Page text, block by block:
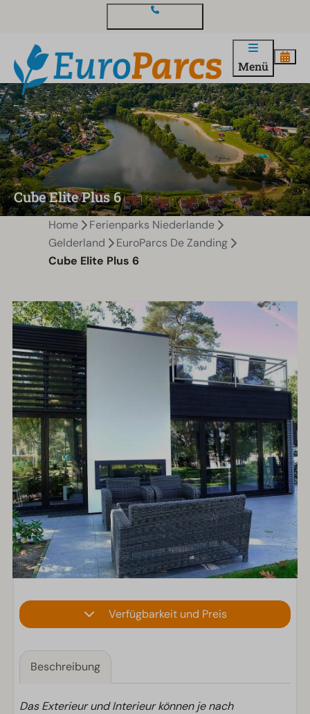
Menü
Cube Elite Plus 6
Home
Ferienparks Niederlande
Gelderland
EuroParcs De Zanding
Cube Elite Plus 6
Verfügbarkeit und Preis
Beschreibung
Das Exterieur und Interieur können je nach